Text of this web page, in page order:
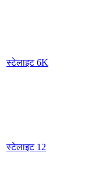
स्टेलाइट 6K
स्टेलाइट 12